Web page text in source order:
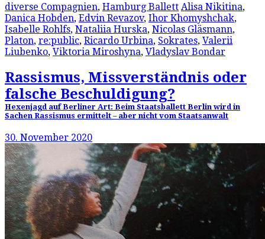
diverse Compagnien, Hamburg Ballett Alisa Nikitina,
Danica Hobden, Edvin Revazov, Ihor Khomyshchak,
Isabelle Rohlfs, Nataliia Hurska, Nicolas Gläsmann,
Platon, re:public, Ricardo Urbina, Sokrates, Valerii
Liubenko, Viktoria Miroshyna, Vladyslav Bondar
Rassismus, Missverständnis oder
falsche Beschuldigung?
Hexenjagd auf Berliner Art: Beim Staatsballett Berlin wird in
Sachen Rassismus ermittelt – aber nicht vom Staatsanwalt
30. November 2020